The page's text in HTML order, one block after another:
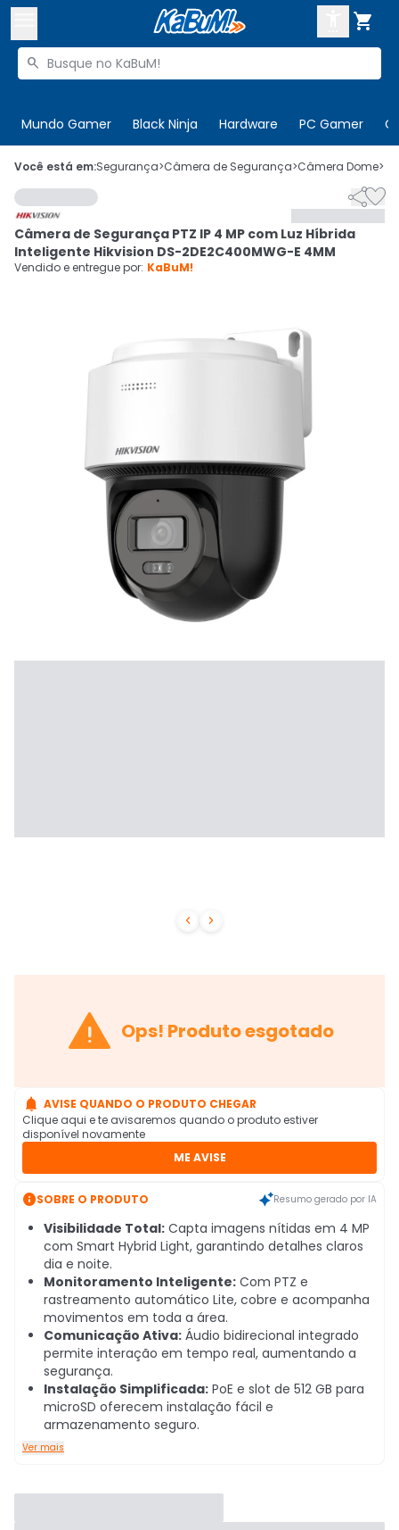

Buscar produtos

Mundo Gamer Black Ninja Hardware PC Gamer
 Olá. Acesse sua conta
 Departamentos
Cupons
CADASTRE-SE
Você está em:Segurança>Câmera de Segurança>Câmera Dome>
 

Câmera de Segurança PTZ IP 4 MP com Luz Híbrida
Inteligente Hikvision DS-2DE2C400MWG-E 4MM
Vendido e entregue por: KaBuM!
 Ops! Produto esgotado
 AVISE QUANDO O PRODUTO CHEGAR
Clique aqui e te avisaremos quando o produto estiver
disponível novamente
ME AVISE
SOBRE O PRODUTO Resumo gerado por IA
Visibilidade Total: Capta imagens nítidas em 4 MP
com Smart Hybrid Light, garantindo detalhes claros
dia e noite.
Monitoramento Inteligente: Com PTZ e
rastreamento automático Lite, cobre e acompanha
movimentos em toda a área.
Comunicação Ativa: Áudio bidirecional integrado
permite interação em tempo real, aumentando a
segurança.
Instalação Simplificada: PoE e slot de 512 GB para
microSD oferecem instalação fácil e
armazenamento seguro.
Ver mais